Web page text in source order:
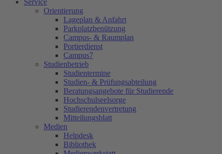
Service
Orientierung
Lageplan & Anfahrt
Parkplatzbenützung
Campus- & Raumplan
Portierdienst
Campus7
Studienbetrieb
Studientermine
Studien- & Prüfungsabteilung
Beratungsangebote für Studierende
Hochschulseelsorge
Studierendenvertretung
Mitteilungsblatt
Medien
Helpdesk
Bibliothek